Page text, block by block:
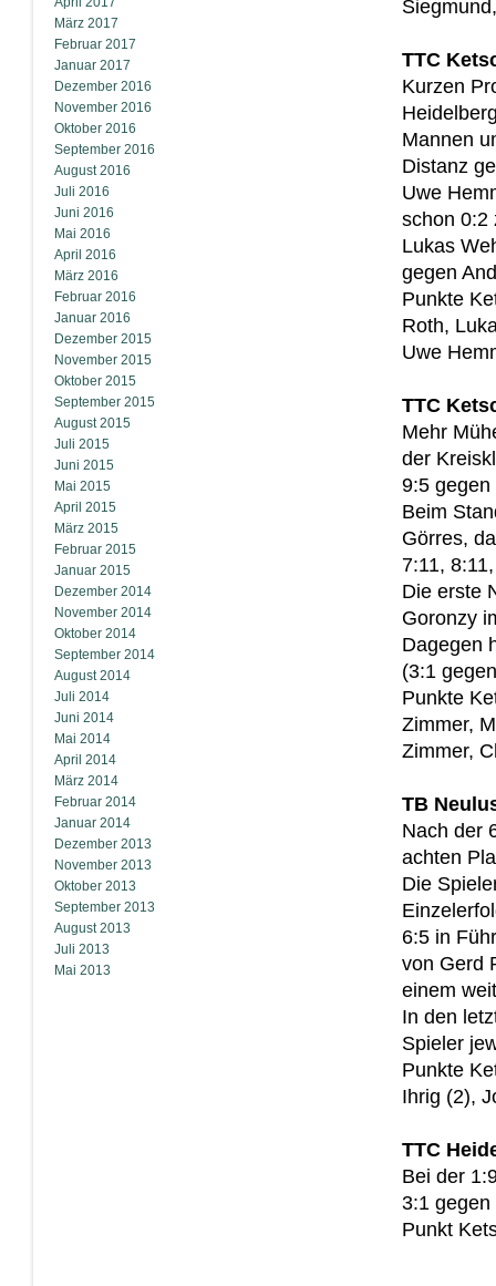
März 2017
Februar 2017
Januar 2017
Dezember 2016
November 2016
Oktober 2016
September 2016
August 2016
Juli 2016
Juni 2016
Mai 2016
April 2016
März 2016
Februar 2016
Januar 2016
Dezember 2015
November 2015
Oktober 2015
September 2015
August 2015
Juli 2015
Juni 2015
Mai 2015
April 2015
März 2015
Februar 2015
Januar 2015
Dezember 2014
November 2014
Oktober 2014
September 2014
August 2014
Juli 2014
Juni 2014
Mai 2014
April 2014
März 2014
Februar 2014
Januar 2014
Dezember 2013
November 2013
Oktober 2013
September 2013
August 2013
Juli 2013
Mai 2013
TTC
Kurzen
Mannen
Distanz
Uwe
schon 0:2
Lukas
gegen
Punkte
Roth,
Uwe
TTC
Mehr
der
9:5
Beim
Görres,
7:11,
Die erste
Goronzy
Dagegen
(3:1
Punkte
Zimmer,
Zimmer,
TB
Nach der
achten
Die
6:5 in
von Gerd
einem
In den
Spieler
Punkte
Ihrig (2),
TTC
Bei der
3:1 gegen
Punkt